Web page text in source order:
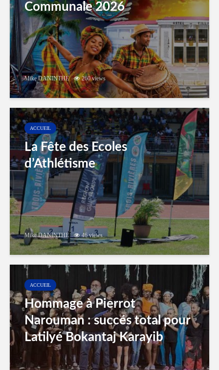
Communale 2026
Mike DANINTHE 260 views
ACCUEIL
La Fête des Ecoles
d’Athlétisme
Mike DANINTHE 46 views
ACCUEIL
Hommage à Pierrot
Narouman : succés total pour
Latilyé Bokantaj Karayib